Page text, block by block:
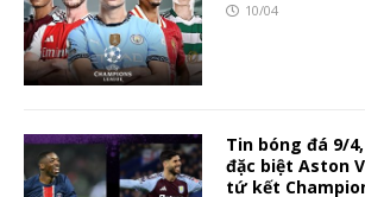
10/04
Tin bóng đá 9/
đặc biệt Aston
tứ kết